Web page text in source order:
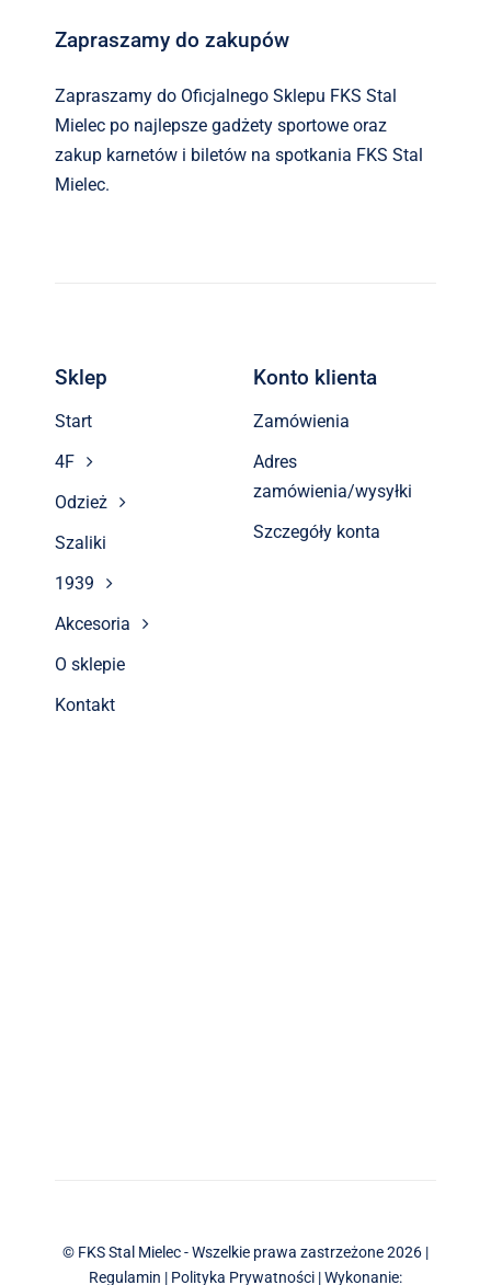
Zapraszamy do zakupów
Zapraszamy do Oficjalnego Sklepu FKS Stal
Mielec po najlepsze gadżety sportowe oraz
zakup karnetów i biletów na spotkania FKS Stal
Mielec.
Sklep
Start
4F
Odzież
Szaliki
1939
Akcesoria
O sklepie
Kontakt
Konto klienta
Zamówienia
Adres
zamówienia/wysyłki
Szczegóły konta
© FKS Stal Mielec - Wszelkie prawa zastrzeżone 2026 |
Regulamin | Polityka Prywatności | Wykonanie: